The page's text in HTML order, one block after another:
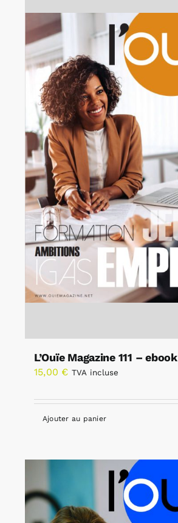
L’Ouïe Magazine 111 – ebook
15,00 € TVA incluse
Ajouter au panier